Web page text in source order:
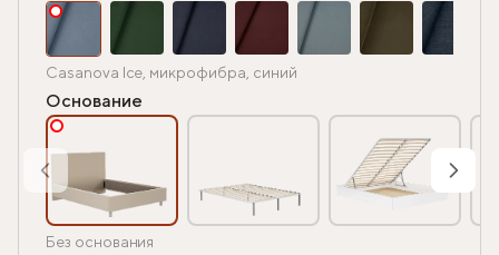
Casanova Ice, микрофибра, синий
Основание
Без основания